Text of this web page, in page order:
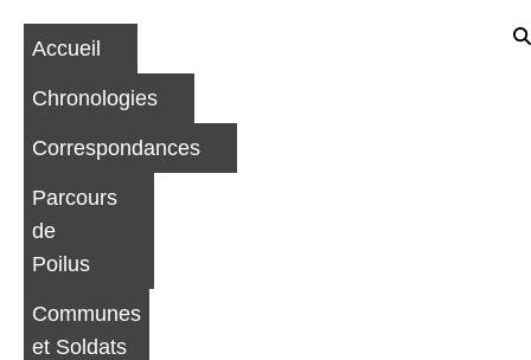
Accueil
Chronologies
Correspondances
Parcours
de
Poilus
Communes
et Soldats